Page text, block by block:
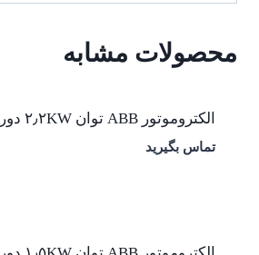
محصولات مشابه
الکتروموتور ABB توان ۲٫۲KW دور ۹۰۰
تماس بگیرید